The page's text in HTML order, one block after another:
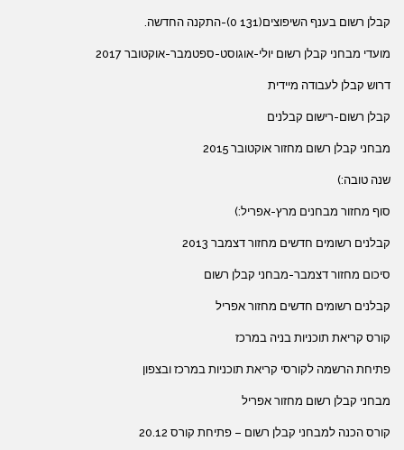
קבלן רשום בענף השיפוצים(131 0)-התקנה החדשה.
מועדי מבחני קבלן רשום יולי-אוגוסט-ספטמבר-אוקטובר 2017
דרוש קבלן לעבודה מיידית
קבלן רשום-רישום קבלנים
מבחני קבלן רשום מחזור אוקטובר 2015
שנה טובה:)
סוף מחזור מבחנים מרץ-אפריל:)
קבלנים רשומים חדשים מחזור דצמבר 2013
סיכום מחזור דצמבר-מבחני קבלן רשום
קבלנים רשומים חדשים מחזור אפריל
קורס קריאת תוכניות בניה במרכז
פתיחת הרשמה לקורסי קריאת תוכניות במרכז ובצפון
מבחני קבלן רשום מחזור אפריל
קורס הכנה למבחני קבלן רשום – פתיחת קורס 20.12